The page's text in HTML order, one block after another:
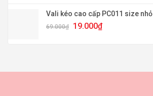
89.000₫. là:
39.000₫.
Vali kéo cao cấp PC011 size nhỏ
69.000₫
Giá
19.000₫Giá